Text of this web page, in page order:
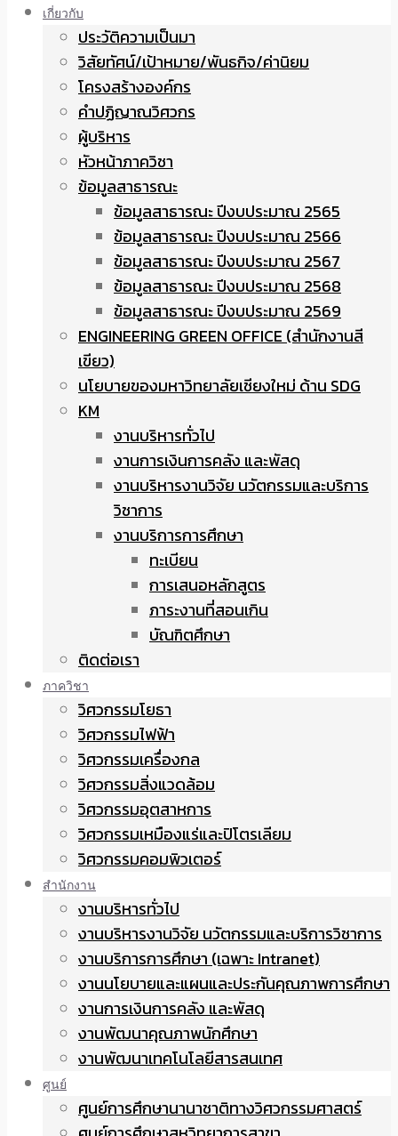
เกี่ยวกับ
ประวัติความเป็นมา
วิสัยทัศน์/เป้าหมาย/พันธกิจ/ค่านิยม
โครงสร้างองค์กร
คำปฏิญาณวิศวกร
ผู้บริหาร
หัวหน้าภาควิชา
ข้อมูลสาธารณะ
ข้อมูลสาธารณะ ปีงบประมาณ 2565
ข้อมูลสาธารณะ ปีงบประมาณ 2566
ข้อมูลสาธารณะ ปีงบประมาณ 2567
ข้อมูลสาธารณะ ปีงบประมาณ 2568
ข้อมูลสาธารณะ ปีงบประมาณ 2569
ENGINEERING GREEN OFFICE (สำนักงานสี
เขียว)
นโยบายของมหาวิทยาลัยเชียงใหม่ ด้าน SDG
KM
งานบริหารทั่วไป
งานการเงินการคลัง และพัสดุ
งานบริหารงานวิจัย นวัตกรรมและบริการ
วิชาการ
งานบริการการศึกษา
ทะเบียน
การเสนอหลักสูตร
ภาระงานที่สอนเกิน
บัณฑิตศึกษา
ติดต่อเรา
ภาควิชา
วิศวกรรมโยธา
วิศวกรรมไฟฟ้า
วิศวกรรมเครื่องกล
วิศวกรรมสิ่งแวดล้อม
วิศวกรรมอุตสาหการ
วิศวกรรมเหมืองแร่และปิโตรเลียม
วิศวกรรมคอมพิวเตอร์
สำนักงาน
งานบริหารทั่วไป
งานบริหารงานวิจัย นวัตกรรมและบริการวิชาการ
งานบริการการศึกษา (เฉพาะ Intranet)
งานนโยบายและแผนและประกันคุณภาพการศึกษา
งานการเงินการคลัง และพัสดุ
งานพัฒนาคุณภาพนักศึกษา
งานพัฒนาเทคโนโลยีสารสนเทศ
ศูนย์
ศูนย์การศึกษานานาชาติทางวิศวกรรมศาสตร์